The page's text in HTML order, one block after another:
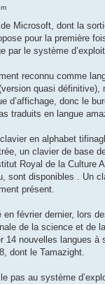
Microsoft, dont la
pour la première
par le système
reconnu comme
quasi définitive),
d’affichage, donc le
traduits en langue
en alphabet
un clavier de base
Royal de la Culture
sont disponibles . Un
présent.
en février dernier, lors
de la science et de
14 nouvelles langues à
dont le Tamazight.
pas au système